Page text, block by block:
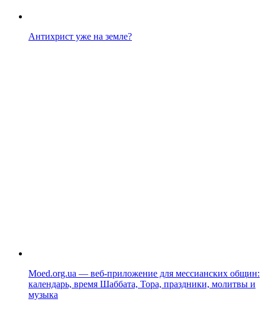
Антихрист уже на земле?
Moed.org.ua — веб-приложение для мессианских общин:
календарь, время Шаббата, Тора, праздники, молитвы и
музыка